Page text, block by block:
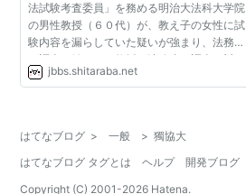
法試験考査委員」を務める明治大法科大学院
の男性教授（６０代）が、教え子の女性に試
験内容を漏らしていた疑いが強まり、法務省
が調査を始めた。教授は法務省の調査に対
し、漏えいを認めているという。 【１位の大
jbbs.shitaraba.net
はてなブログ > 一般 > 獨協大
はてなブログ タグとは
ヘルプ 開発ブログ
Copyright (C) 2001-2026 Hatena.